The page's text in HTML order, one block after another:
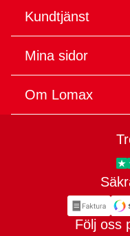
Kundtjänst
Mina sidor
Om Lomax
Följ oss